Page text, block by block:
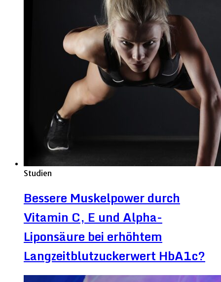
Studien
Bessere Muskelpower durch
Vitamin C, E und Alpha-
Liponsäure bei erhöhtem
Langzeitblutzuckerwert HbA1c?